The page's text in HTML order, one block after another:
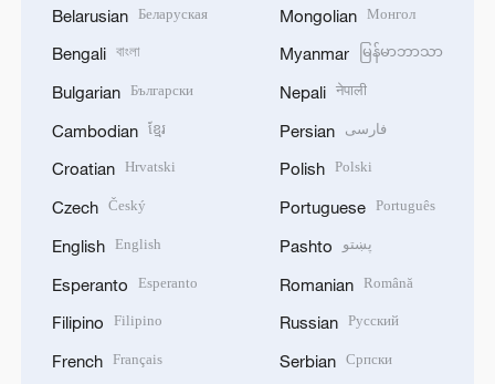
Belarusian Беларуская
Bengali বাংলা
Bulgarian Български
Cambodian ខ្មែរ
Croatian Hrvatski
Czech Český
English English
Esperanto Esperanto
Filipino Filipino
French Français
Mongolian Монгол
Myanmar မြန်မာဘာသာ
Nepali नेपाली
Persian فارسی
Polish Polski
Portuguese Português
Pashto پښتو
Romanian Română
Russian Русский
Serbian Српски